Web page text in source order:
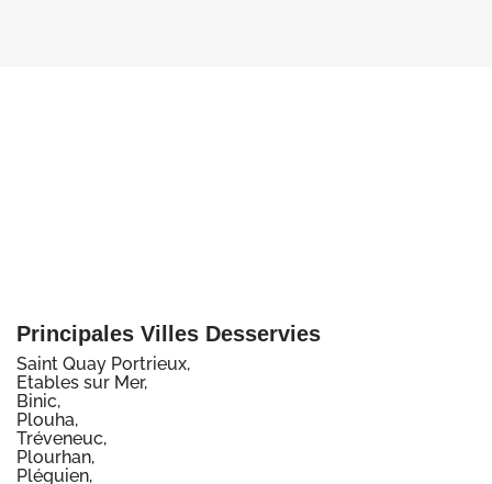
Principales Villes Desservies
Saint Quay Portrieux,
Etables sur Mer,
Binic,
Plouha,
Tréveneuc,
Plourhan,
Pléguien,